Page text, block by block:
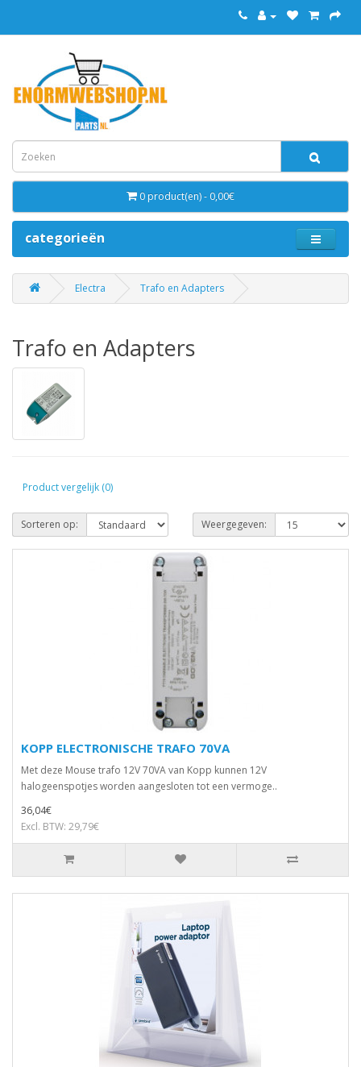
0 product(en) - 0,00€
categorieën
Electra Trafo en Adapters
Trafo en Adapters
Product vergelijk (0)
Sorteren op: Weergegeven:
KOPP ELECTRONISCHE TRAFO 70VA
Met deze Mouse trafo 12V 70VA van Kopp kunnen 12V
halogeenspotjes worden aangesloten tot een vermoge..
36,04€
Excl. BTW: 29,79€